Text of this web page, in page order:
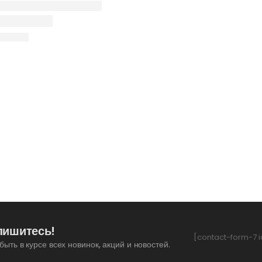
в курсе всех новинок, акций и новостей.
[contact-form-7